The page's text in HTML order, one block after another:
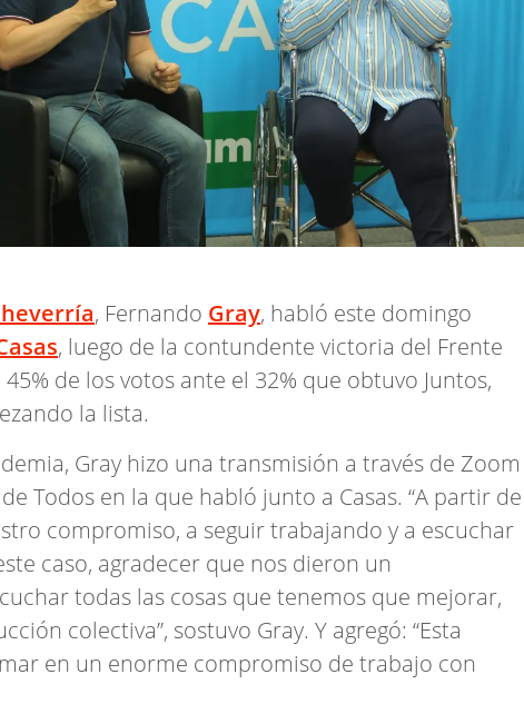
, Fernando Gray, habló este domingo
, luego de la contundente victoria del Frente
de los votos ante el 32% que obtuvo Juntos,
la lista.
Gray hizo una transmisión a través de Zoom
Todos en la que habló junto a Casas. “A partir de
compromiso, a seguir trabajando y a escuchar
caso, agradecer que nos dieron un
todas las cosas que tenemos que mejorar,
colectiva”, sostuvo Gray. Y agregó: “Esta
en un enorme compromiso de trabajo con